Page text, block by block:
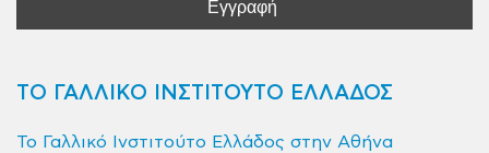
ΤΟ ΓΑΛΛΙΚΟ ΙΝΣΤΙΤΟΥΤΟ ΕΛΛΑΔΟΣ
Το Γαλλικό Ινστιτούτο Ελλάδος στην Αθήνα